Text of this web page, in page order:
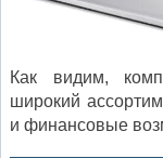
Как видим,
широкий
и финансовые